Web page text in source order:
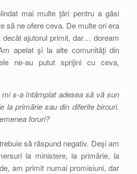
mai multe ţări pentru a găsi
să ne ofere ceva. De multe ori era
decât ajutorul primit, dar… doream
apelat şi la alte comunităţi din
ne-au putut sprijini cu ceva,
s-a întâmplat adesea să vă sun
la primărie sau din diferite birouri.
foruri?
să răspund negativ. Deşi am
la ministere, la primărie, la
am primit numai promisiuni, dar